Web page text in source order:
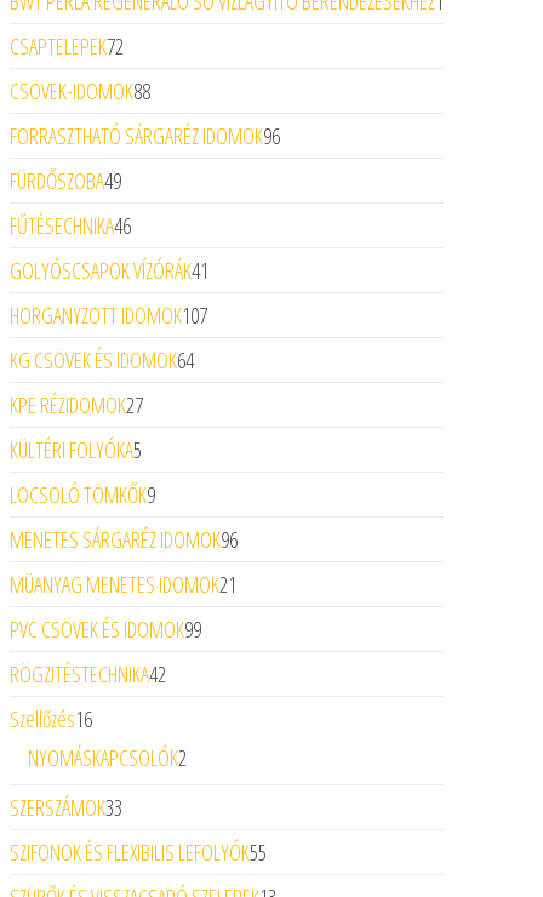
CSAPTELEPEK72
CSÖVEK-IDOMOK8888 termék
FORRASZTHATÓ SÁRGARÉZ IDOMOK9696 termék
FÜRDŐSZOBA4949 termék
FŰTÉSECHNIKA4646 termék
GOLYÓSCSAPOK VÍZÓRÁK41
HORGANYZOTT IDOMOK107107 termék
KG CSÖVEK ÉS IDOMOK6464 termék
KPE RÉZIDOMOK2727 termék
KÜLTÉRI FOLYÓKA5
LOCSOLÓ TÖMKŐK99 termék
MENETES SÁRGARÉZ IDOMOK9696 termék
MÜANYAG MENETES IDOMOK21
PVC CSÖVEK ÉS IDOMOK9999 termék
RÖGZITÉSTECHNIKA42
Szellőzés1616 termék
NYOMÁSKAPCSOLÓK2
SZERSZÁMOK33
SZIFONOK ÉS FLEXIBILIS LEFOLYÓK55